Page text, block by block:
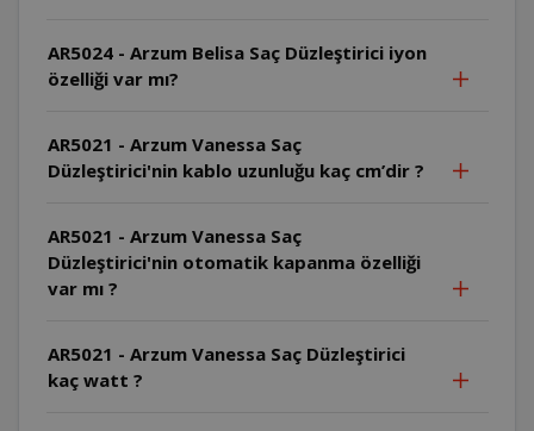
AR5024 - Arzum Belisa Saç Düzleştirici iyon
özelliği var mı?
AR5021 - Arzum Vanessa Saç
Düzleştirici'nin kablo uzunluğu kaç cm’dir ?
AR5021 - Arzum Vanessa Saç
Düzleştirici'nin otomatik kapanma özelliği
var mı ?
AR5021 - Arzum Vanessa Saç Düzleştirici
kaç watt ?